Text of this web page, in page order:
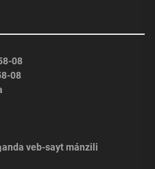
08
08
veb-sayt mánzili